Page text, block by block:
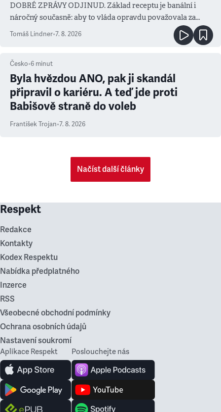
DOBRÉ ZPRÁVY ODJINUD. Základ receptu je banální i
náročný současně: aby to vláda opravdu považovala za
prioritu
Tomáš Lindner•7. 8. 2026
Česko•6 minut
Byla hvězdou ANO, pak ji skandál
připravil o kariéru. A teď jde proti
Babišově straně do voleb
František Trojan•7. 8. 2026
Načíst další články
Respekt
Redakce
Kontakty
Kodex Respektu
Nabídka předplatného
Inzerce
RSS
Všeobecné obchodní podmínky
Ochrana osobních údajů
Nastavení soukromí
Aplikace Respekt Poslouchejte nás